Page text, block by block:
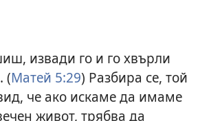
извади го и го хвърли
(Матей 5:29) Разбира се, той
че ако искаме да имаме
живот, трябва да